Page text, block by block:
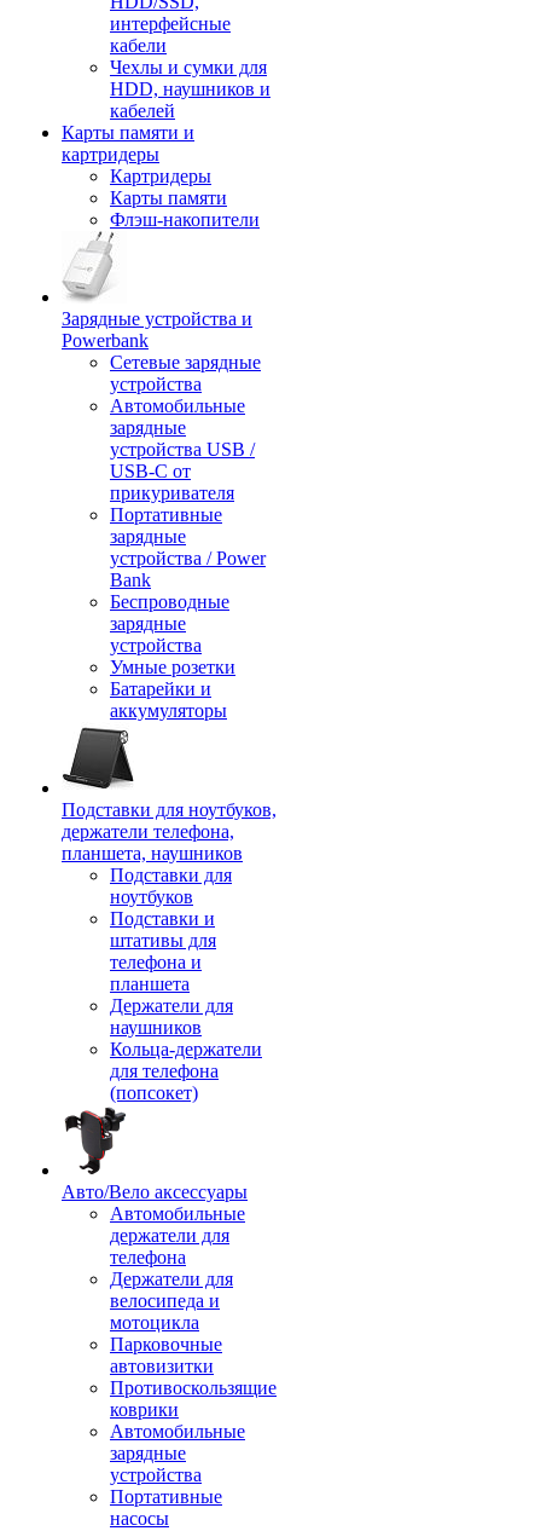
интерфейсные
кабели
Чехлы и сумки для
HDD, наушников и
кабелей
Карты памяти и
картридеры
Картридеры
Карты памяти
Флэш-накопители
Зарядные устройства и
Powerbank
Сетевые зарядные
устройства
Автомобильные
зарядные
устройства USB /
USB-C от
прикуривателя
Портативные
зарядные
устройства / Power
Bank
Беспроводные
зарядные
устройства
Умные розетки
Батарейки и
аккумуляторы
Подставки для ноутбуков,
держатели телефона,
планшета, наушников
Подставки для
ноутбуков
Подставки и
штативы для
телефона и
планшета
Держатели для
наушников
Кольца-держатели
для телефона
(попсокет)
Авто/Вело аксессуары
Автомобильные
держатели для
телефона
Держатели для
велосипеда и
мотоцикла
Парковочные
автовизитки
Противоскользящие
коврики
Автомобильные
зарядные
устройства
Портативные
насосы